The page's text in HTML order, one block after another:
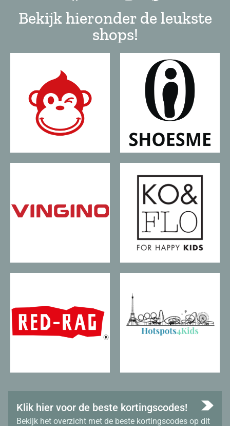
Bekijk hieronder de leukste
shops!
Klik hier voor de beste kortingscodes!
Bekijk het overzicht met de beste kortingscodes op dit